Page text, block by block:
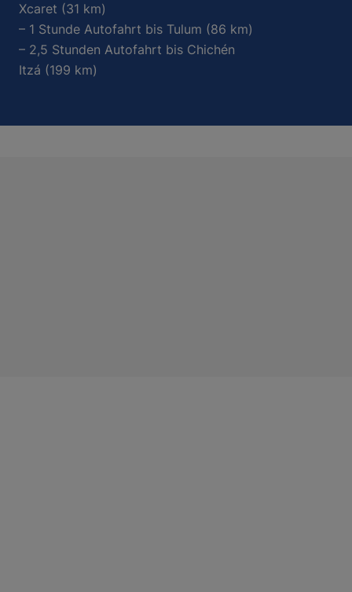
Xcaret (31 km)
– 1 Stunde Autofahrt bis Tulum (86 km)
– 2,5 Stunden Autofahrt bis Chichén
Itzá (199 km)